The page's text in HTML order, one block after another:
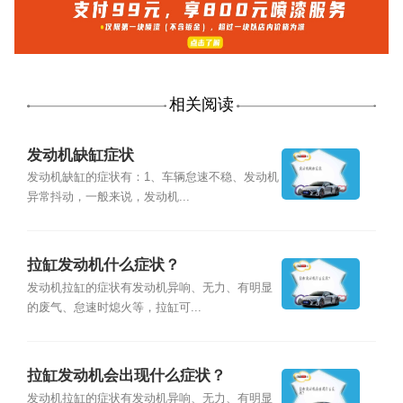
相关阅读
发动机缺缸症状
发动机缺缸的症状有：1、车辆怠速不稳、发动机
异常抖动，一般来说，发动机...
拉缸发动机什么症状？
发动机拉缸的症状有发动机异响、无力、有明显
的废气、怠速时熄火等，拉缸可...
拉缸发动机会出现什么症状？
发动机拉缸的症状有发动机异响、无力、有明显